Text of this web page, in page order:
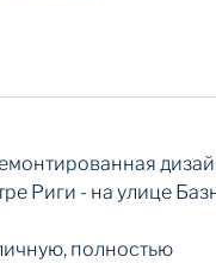
Риги - на улице
полностью